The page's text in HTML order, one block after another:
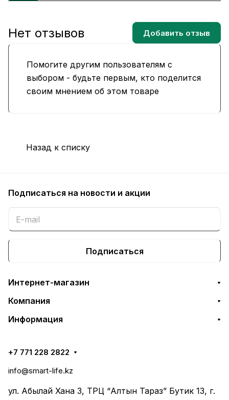
Помогите другим пользователям с
выбором - будьте первым, кто поделится
своим мнением об этом товаре
Нет отзывов Добавить отзыв
Назад к списку
Подписаться на новости и акции
Подписаться
Интернет-магазин
Компания
Информация
+7 771 228 2822
info@smart-life.kz
ул. Абылай Хана 3, ТРЦ “Алтын Тараз” Бутик 13, г.